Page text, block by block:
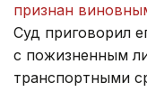
признан
Суд приговорил
с пожизненным
транспортными